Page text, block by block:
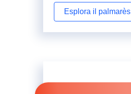
Esplora il palmarès